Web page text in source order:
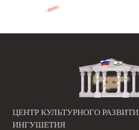
ЦЕНТР КУЛЬТУРНОГО
ИНГУШЕТИЯ